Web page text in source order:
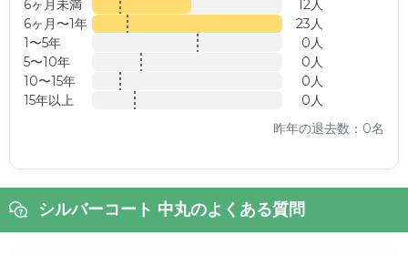
6ヶ月未満
12人
6ヶ月〜1年
23人
1〜5年
0人
5〜10年
0人
10〜15年
0人
15年以上
0人
昨年の退去数：0名
シルバーコート 中丸のよくある質問